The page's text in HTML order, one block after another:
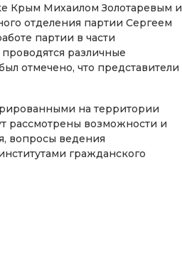
Крым Михаилом Золотаревым и
отделения партии Сергеем
партии в части
различные
отмечено, что представители
на территории
рассмотрены возможности и
вопросы ведения
гражданского